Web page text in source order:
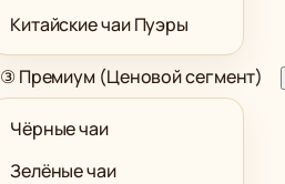
Китайские чаи Пуэры
③ Премиум (Ценовой сегмент)
Чёрные чаи
Зелёные чаи